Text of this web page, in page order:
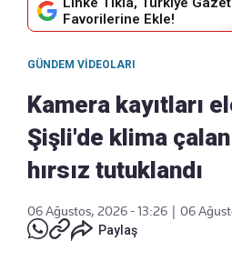
Favorilerine Ekle!
GÜNDEM VIDEOLARI
Kamera kayıtları
Şişli'de klima
hırsız tutuklandı
06 Ağustos, 2026 - 13:26
06
Paylaş